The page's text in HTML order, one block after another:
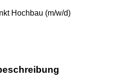
Hochbau (m/w/d)